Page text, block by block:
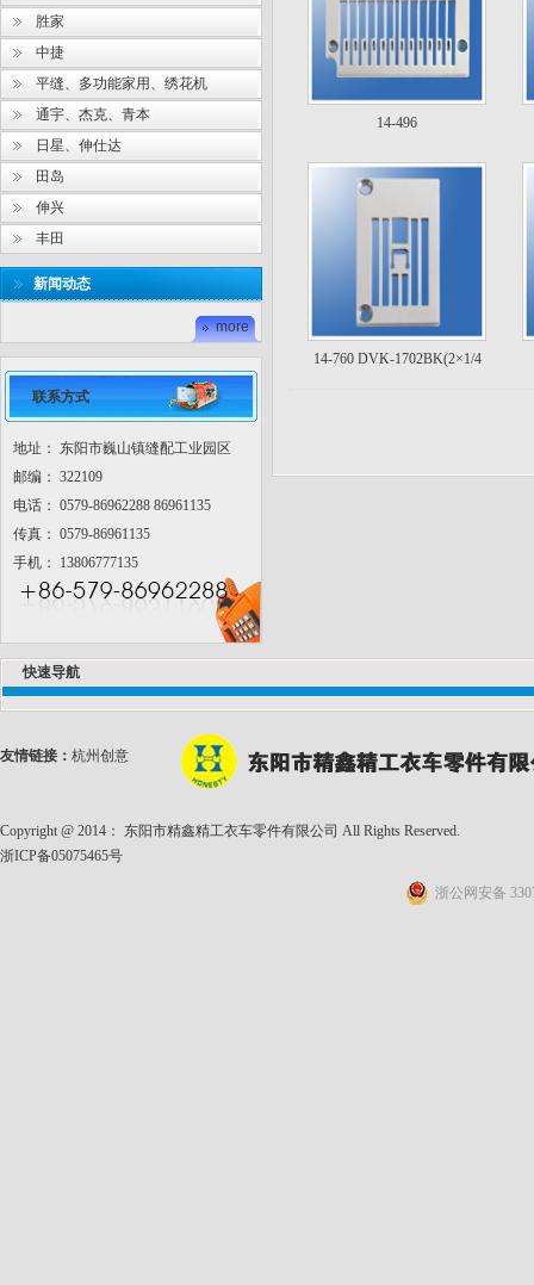
14-496
14-760 DVK-1702BK(2×1/4
胜家
中捷
平缝、多功能家用、绣花机
通宇、杰克、青本
日星、伸仕达
田岛
伸兴
丰田
新闻动态
more
联系方式
地址： 东阳市巍山镇缝配工业园区
邮编： 322109
电话： 0579-86962288 86961135
传真： 0579-86961135
手机： 13806777135
快速导航
友情链接： 杭州创意
Copyright @ 2014： 东阳市精鑫精工衣车零件有限公司 All Rights Reserved.
浙ICP备05075465号
浙公网安备